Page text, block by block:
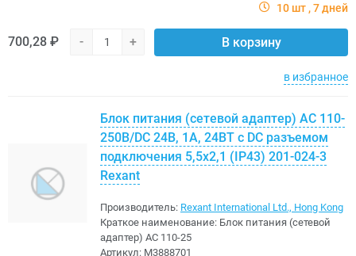
10 шт 7 дней
700,28 ₽ - + В корзину
в избранное
Блок питания (сетевой адаптер) AC 110-
250В/DC 24В, 1А, 24ВТ с DC разъемом
подключения 5,5x2,1 (IP43) 201-024-3
Rexant
Производитель: Rexant International Ltd., Hong Kong
Краткое наименование: Блок питания (сетевой
адаптер) AC 110-25
Артикул: M3888701